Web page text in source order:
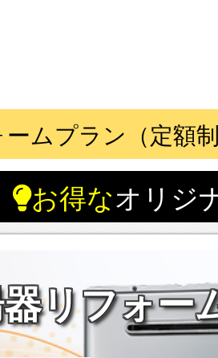
ムプラン（定額
お得なオリジ
リフォー